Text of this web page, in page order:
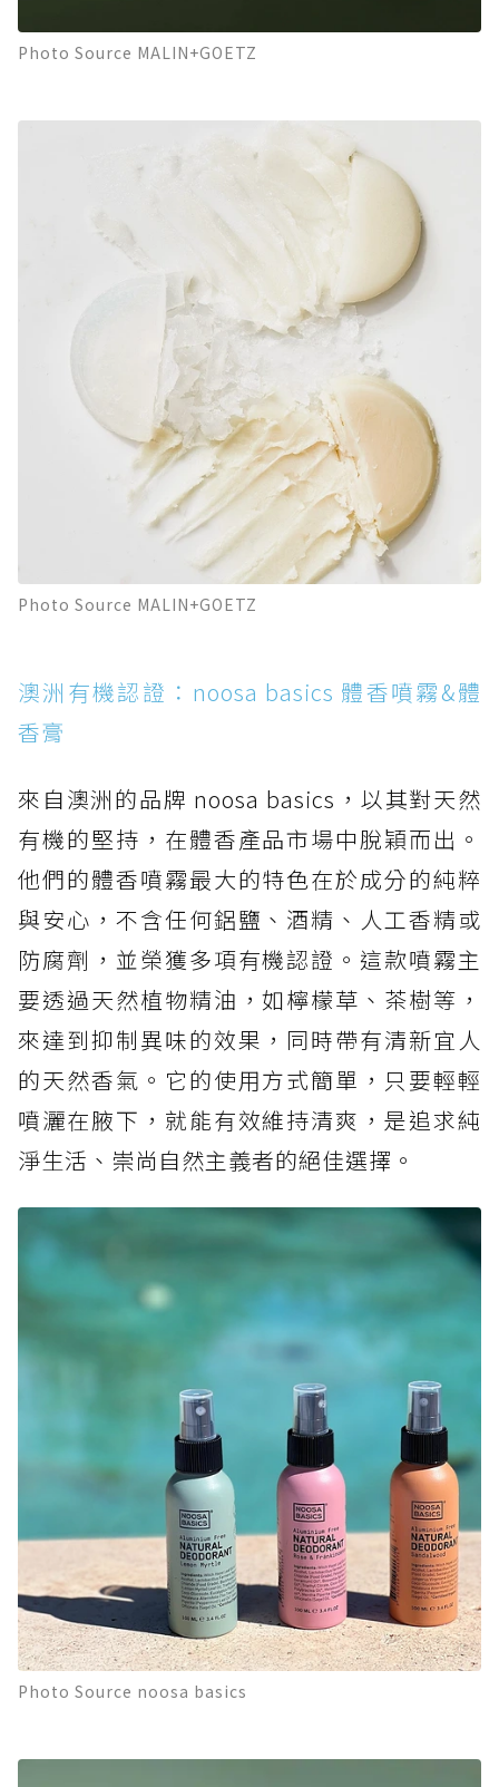
Photo Source MALIN+GOETZ
Photo Source MALIN+GOETZ
澳洲有機認證：noosa basics 體香噴霧&體
香膏
來自澳洲的品牌 noosa basics，以其對天然
有機的堅持，在體香產品市場中脫穎而出。
他們的體香噴霧最大的特色在於成分的純粹
與安心，不含任何鋁鹽、酒精、人工香精或
防腐劑，並榮獲多項有機認證。這款噴霧主
要透過天然植物精油，如檸檬草、茶樹等，
來達到抑制異味的效果，同時帶有清新宜人
的天然香氣。它的使用方式簡單，只要輕輕
噴灑在腋下，就能有效維持清爽，是追求純
淨生活、崇尚自然主義者的絕佳選擇。
Photo Source noosa basics